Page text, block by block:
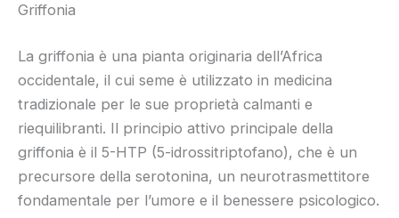
Griffonia
La griffonia è una pianta originaria dell’Africa
occidentale, il cui seme è utilizzato in medicina
tradizionale per le sue proprietà calmanti e
riequilibranti. Il principio attivo principale della
griffonia è il 5-HTP (5-idrossitriptofano), che è un
precursore della serotonina, un neurotrasmettitore
fondamentale per l’umore e il benessere psicologico.